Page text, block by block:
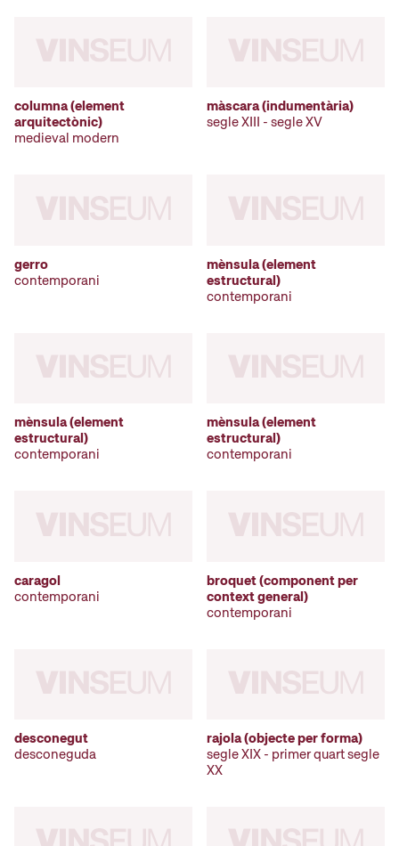
columna (element
arquitectònic)
medieval modern
màscara (indumentària)
segle XIII - segle XV
gerro
contemporani
mènsula (element
estructural)
contemporani
mènsula (element
estructural)
contemporani
mènsula (element
estructural)
contemporani
caragol
contemporani
broquet (component per
context general)
contemporani
desconegut
desconeguda
rajola (objecte per forma)
segle XIX - primer quart segle
XX